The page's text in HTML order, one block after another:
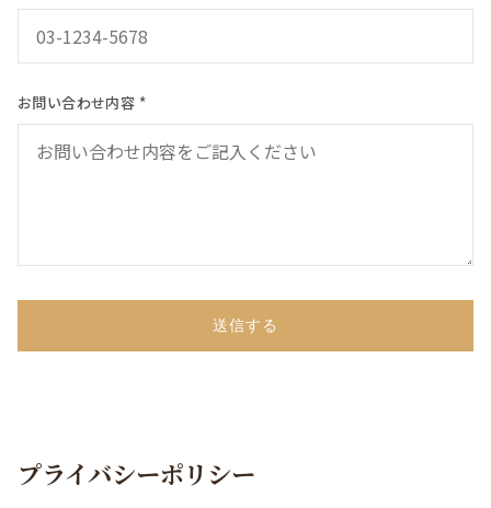
お問い合わせ内容 *
送信する
プライバシーポリシー